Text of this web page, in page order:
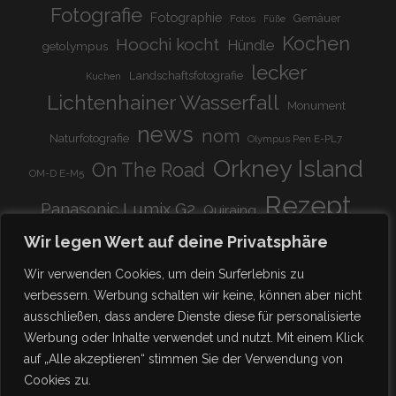
Wir legen Wert auf deine Privatsphäre
Wir verwenden Cookies, um dein Surferlebnis zu
verbessern. Werbung schalten wir keine, können aber nicht
ausschließen, dass andere Dienste diese für personalisierte
Werbung oder Inhalte verwendet und nutzt. Mit einem Klick
auf „Alle akzeptieren“ stimmen Sie der Verwendung von
Cookies zu.
Fotografie Fotographie Fotos Füße Gemäuer
getolympus Hoochi kocht Hündle Kochen
Kuchen Landschaftsfotografie lecker
Lichtenhainer Wasserfall Monument
Naturfotografie news nom Olympus Pen E-PL7
OM-D E-M5 On The Road Orkney Island
Panasonic Lumix G2 Quiraing Rezept
Rundreise schnell & einfach Scotland
Stadion super lecker Systemkamera
vegetarisch Viadukt weitnau woooohoooo!!!!
zu Hause ♥